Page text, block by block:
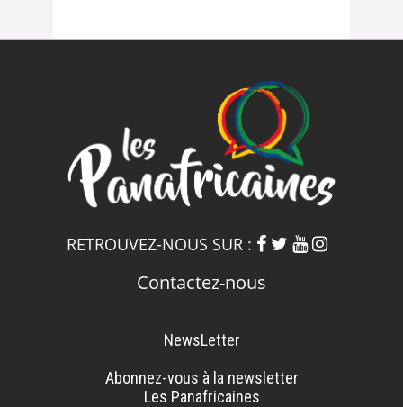
RETROUVEZ-NOUS SUR :
Contactez-nous
NewsLetter
Abonnez-vous à la newsletter
Les Panafricaines